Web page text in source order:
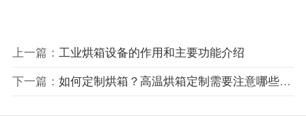
上一篇： 工业烘箱设备的作用和主要功能介绍
下一篇： 如何定制烘箱？高温烘箱定制需要注意哪些问题